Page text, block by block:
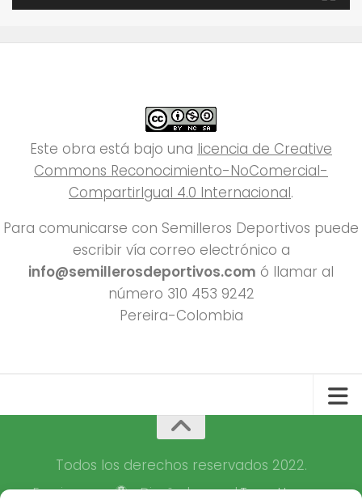
Este obra está bajo una licencia de Creative
Commons Reconocimiento-NoComercial-
CompartirIgual 4.0 Internacional.
Para comunicarse con Semilleros Deportivos puede
escribir vía correo electrónico a
info@semillerosdeportivos.com ó llamar al
número 310 453 9242
Pereira-Colombia
Todos los derechos reservados 2022.
Funciona con - Diseñado con elTema Hueman